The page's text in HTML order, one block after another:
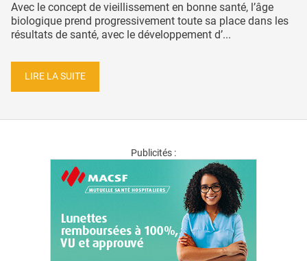
Avec le concept de vieillissement en bonne santé, l’âge
biologique prend progressivement toute sa place dans les
résultats de santé, avec le développement d’...
LIRE LA SUITE
Publicités :